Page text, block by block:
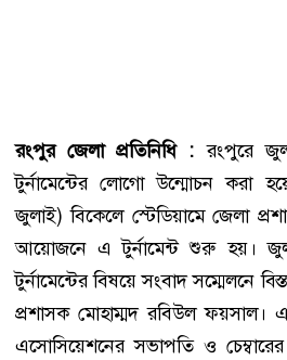
রংপুর জেলা প্রতিনিধি : রংপুরে
টুর্নামেন্টের লোগো উন্মোচন করা
জুলাই) বিকেলে স্টেডিয়ামে জেলা
আয়োজনে এ টুর্নামেন্ট শুরু হয়।
টুর্নামেন্টের বিষয়ে সংবাদ সম্মেলনে
প্রশাসক মোহাম্মদ রবিউল
এসোসিয়েশনের সভাপতি ও চেম্বারের